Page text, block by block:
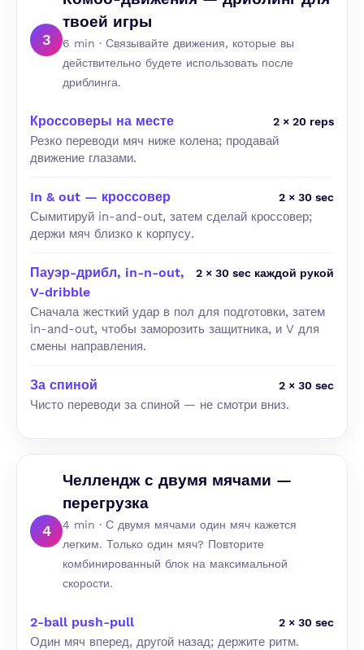
3
твоей игры
6 min · Связывайте движения, которые вы
действительно будете использовать после
дриблинга.
Кроссоверы на месте 2 × 20 reps
Резко переводи мяч ниже колена; продавай
движение глазами.
In & out — кроссовер 2 × 30 sec
Сымитируй in-and-out, затем сделай кроссовер;
держи мяч близко к корпусу.
Пауэр-дрибл, in-n-out,
V-dribble
2 × 30 sec каждой рукой
Сначала жесткий удар в пол для подготовки, затем
in-and-out, чтобы заморозить защитника, и V для
смены направления.
За спиной 2 × 30 sec
Чисто переводи за спиной — не смотри вниз.
4
Челлендж с двумя мячами —
перегрузка
4 min · С двумя мячами один мяч кажется
легким. Только один мяч? Повторите
комбинированный блок на максимальной
скорости.
2-ball push-pull 2 × 30 sec
Один мяч вперед, другой назад; держите ритм.